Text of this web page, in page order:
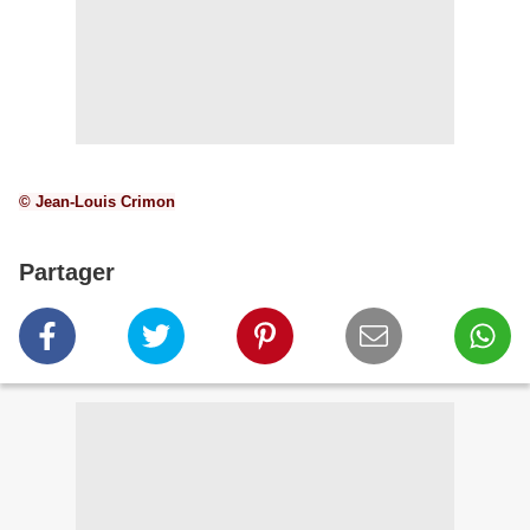
© Jean-Louis Crimon
Partager